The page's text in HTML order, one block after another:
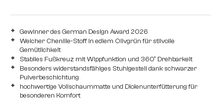
Gewinner des German Design Award 2026
Weicher Chenille-Stoff in edlem Olivgrün für stilvolle
Gemütlichkeit
Stabiles Fußkreuz mit Wippfunktion und 360° Drehbarkeit
Besonders widerstandsfähiges Stuhlgestell dank schwarzer
Pulverbeschichtung
hochwertige Vollschaummatte und Diolenunterfütterung für
besonderen Komfort